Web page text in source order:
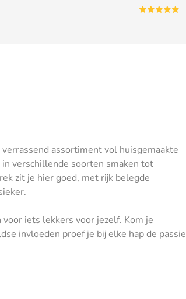
assortiment vol huisgemaakte
verschillende soorten smaken tot
zit je hier goed, met rijk belegde
iets lekkers voor jezelf. Kom je
invloeden proef je bij elke hap de passie